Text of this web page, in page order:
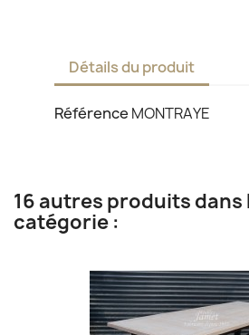
Détails du produit
Référence MONTRAYE
16 autres produits dans
catégorie :